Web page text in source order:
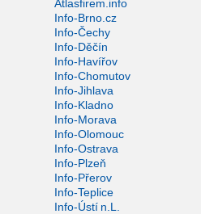
Atlasfirem.info
Info-Brno.cz
Info-Čechy
Info-Děčín
Info-Havířov
Info-Chomutov
Info-Jihlava
Info-Kladno
Info-Morava
Info-Olomouc
Info-Ostrava
Info-Plzeň
Info-Přerov
Info-Teplice
Info-Ústí n.L.